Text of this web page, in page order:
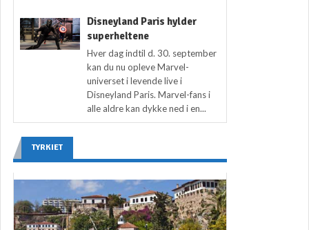
Disneyland Paris hylder
superheltene
Hver dag indtil d. 30. september
kan du nu opleve Marvel-
universet i levende live i
Disneyland Paris. Marvel-fans i
alle aldre kan dykke ned i en...
TYRKIET